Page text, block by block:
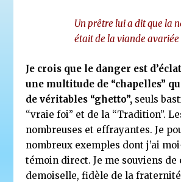
Un prêtre lui a dit que la
était de la viande avariée
Je crois que le danger est
une multitude de “chapelles”
de véritables “ghetto”, seuls
“vraie foi” et de la “Tradition”.
nombreuses et effrayantes. Je
nombreux exemples dont j’ai
témoin direct. Je me souviens de
demoiselle, fidèle de la